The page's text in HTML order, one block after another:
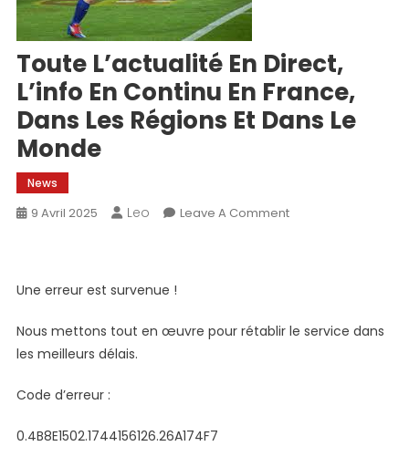
Toute L’actualité En Direct,
L’info En Continu En France,
Dans Les Régions Et Dans Le
Monde
News
9 Avril 2025 Leo Leave A CommentOn
En
Une erreur est survenue !
Nous mettons tout en œuvre pour rétablir le service dans
les meilleurs délais.
Code d’erreur :
0.4B8E1502.1744156126.26A174F7